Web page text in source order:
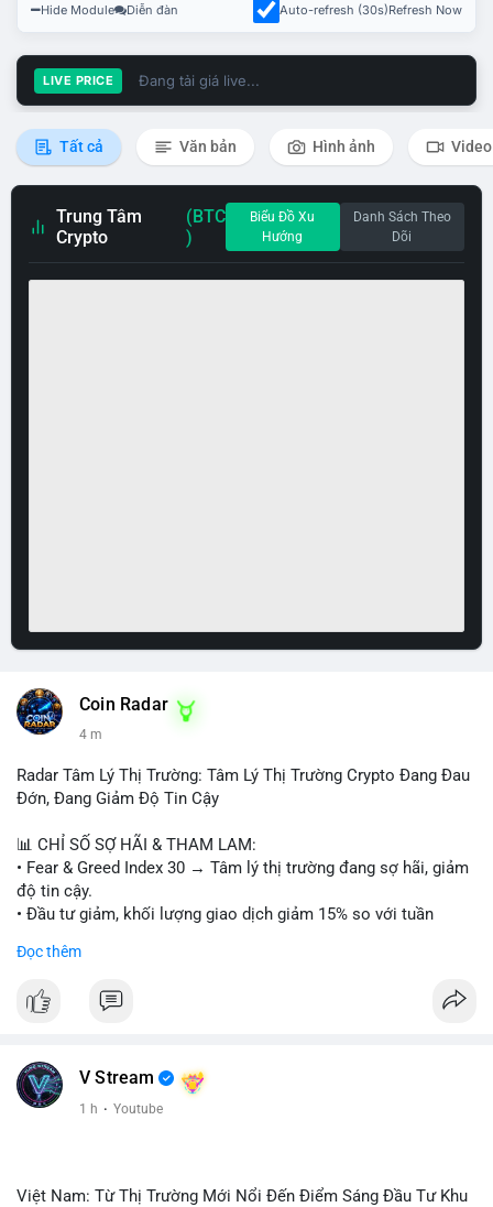
Hide Module Diễn đàn Auto-refresh (30s)Refresh Now
LIVE PRICE Đang tải giá live...
Tất cả Văn bản Hình ảnh Video
Trung Tâm
Crypto
(BTC
)
Biểu Đồ Xu
Hướng
Danh Sách Theo
Dõi
Coin Radar
5 m
Radar Tâm Lý Thị Trường: Tâm Lý Thị Trường Crypto Đang Đau
Đớn, Đang Giảm Độ Tin Cậy
📊 CHỈ SỐ SỢ HÃI & THAM LAM:
• Fear & Greed Index 30 → Tâm lý thị trường đang sợ hãi, giảm
độ tin cậy.
• Đầu tư giảm, khối lượng giao dịch giảm 15% so với tuần
• CoinGecko: Jimothy The Raccoon, Pudgy Penguins,
crypto.
• LunarCrush: Ethereum, Solana, Dogecoin, Chainlink, Litecoin,
• Telegram: US Senate tiến hành bỏ phiếu Clarity Act, IMF nói
Đọc thêm
V Stream
1 h · Youtube
Việt Nam: Từ Thị Trường Mới Nổi Đến Điểm Sáng Đầu Tư Khu